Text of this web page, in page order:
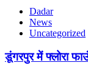
Dadar
News
Uncategorized
डूंगरपुर में फ्लोरा